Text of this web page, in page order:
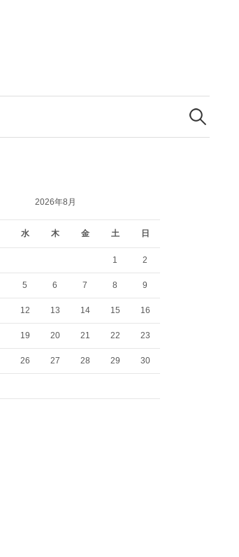
索:
2026年8月
水 木 金 土 日
1 2
5 6 7 8 9
12 13 14 15 16
19 20 21 22 23
26 27 28 29 30